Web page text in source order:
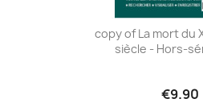
copy of La mort du
siècle - Hors-
€9.90